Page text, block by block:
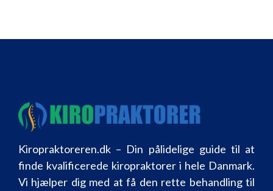
Kiropraktoreren.dk – Din pålidelige guide til at
finde kvalificerede kiropraktorer i hele Danmark.
Vi hjælper dig med at få den rette behandling til